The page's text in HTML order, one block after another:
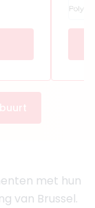
met hun
van Brussel.